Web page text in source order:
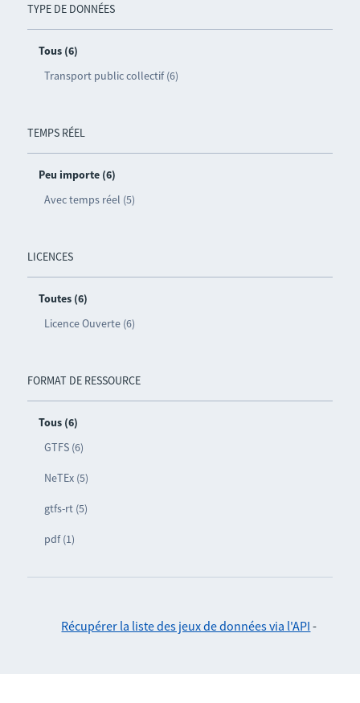
TYPE DE DONNÉES
Tous (6)
Transport public collectif (6)
TEMPS RÉEL
Peu importe (6)
Avec temps réel (5)
LICENCES
Toutes (6)
Licence Ouverte (6)
FORMAT DE RESSOURCE
Tous (6)
GTFS (6)
NeTEx (5)
gtfs-rt (5)
pdf (1)
Récupérer la liste des jeux de données via l'API -